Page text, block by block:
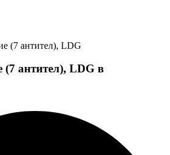
(7 антител), LDG
(7 антител), LDG в